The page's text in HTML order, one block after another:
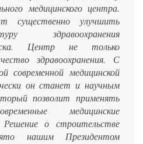
медицинского центра.
существенно улучшить
здравоохранения
Центр не только
здравоохранения. С
современной медицинской
он станет и научным
позволит применять
медицинские
Решение о строительстве
нашим Президентом